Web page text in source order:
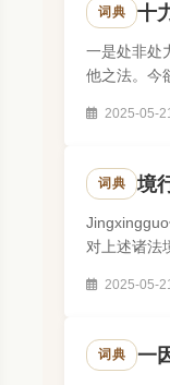
词典 十
一是处非处
他之法。今
2025-05-
词典 境
对上述诸法
2025-05-
词典 一